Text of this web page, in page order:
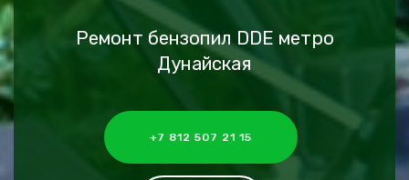
Ремонт бензопил DDE метро
Дунайская
+7 812 507 21 15